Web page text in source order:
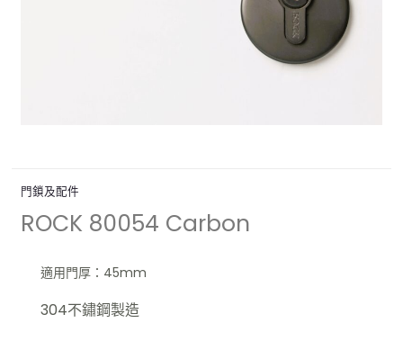
門鎖及配件
ROCK 80054 Carbon
適用門厚：45mm
304不鏽鋼製造